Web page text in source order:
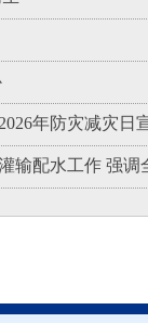
年防灾减灾日
输配水工作 强